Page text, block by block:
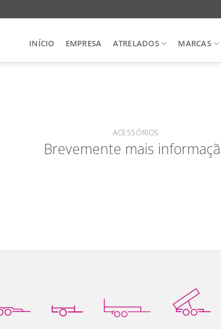
INÍCIO EMPRESA ATRELADOS MARCAS
ACESSÓRIOS
Brevemente mais